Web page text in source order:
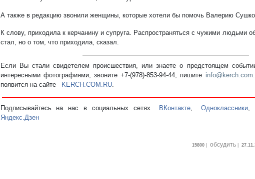
А также в редакцию звонили женщины, которые хотели бы помочь Валерию Сушко
К слову, приходила к керчанину и супруга. Распространяться с чужими людьми
стал, но о том, что приходила, сказал.
Если Вы стали свидетелем происшествия, или знаете о предстоящем
интересными фотографиями, звоните +7-(978)-853-94-44, пишите
появится на сайте KERCH.COM.RU.
Подписывайтесь на нас в социальных сетях ВКонтакте Одноклассники
Яндекс.Дзен
15800 |обсудить |